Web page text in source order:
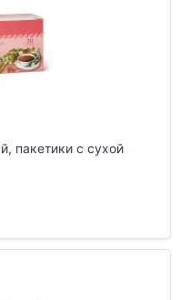
пакетики с сухой